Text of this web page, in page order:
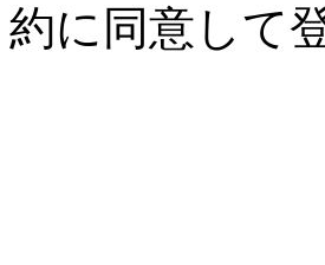
約に同意して